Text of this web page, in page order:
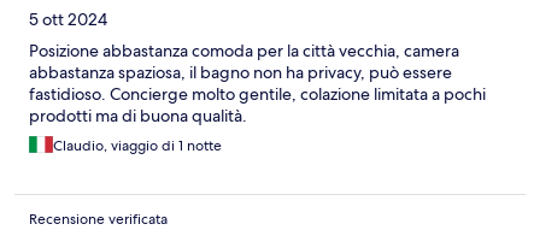
5 ott 2024
Posizione abbastanza comoda per la città vecchia, camera
abbastanza spaziosa, il bagno non ha privacy, può essere
fastidioso. Concierge molto gentile, colazione limitata a pochi
prodotti ma di buona qualità.
Claudio, viaggio di 1 notte
Recensione verificata